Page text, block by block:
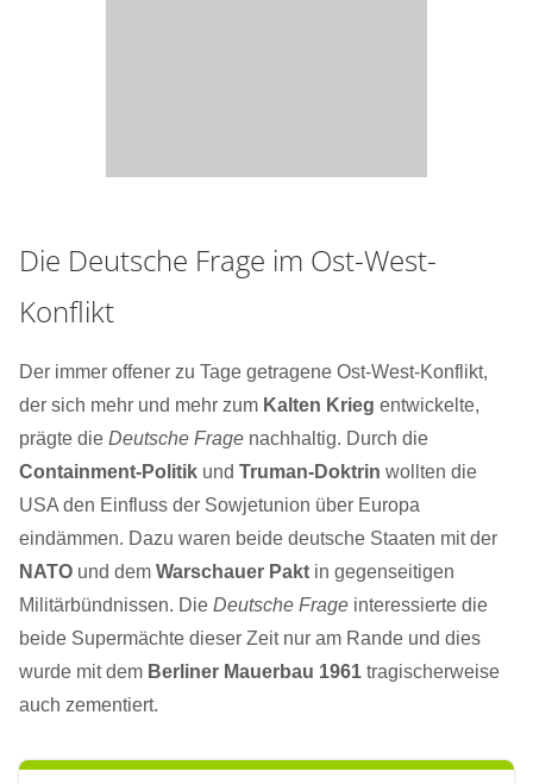
Die Deutsche Frage im Ost-West-
Konflikt
Der immer offener zu Tage getragene Ost-West-Konflikt,
der sich mehr und mehr zum Kalten Krieg entwickelte,
prägte die Deutsche Frage nachhaltig. Durch die
Containment-Politik und Truman-Doktrin wollten die
USA den Einfluss der Sowjetunion über Europa
eindämmen. Dazu waren beide deutsche Staaten mit der
NATO und dem Warschauer Pakt in gegenseitigen
Militärbündnissen. Die Deutsche Frage interessierte die
beide Supermächte dieser Zeit nur am Rande und dies
wurde mit dem Berliner Mauerbau 1961 tragischerweise
auch zementiert.